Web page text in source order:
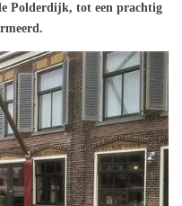
Polderdijk, tot een prachtig